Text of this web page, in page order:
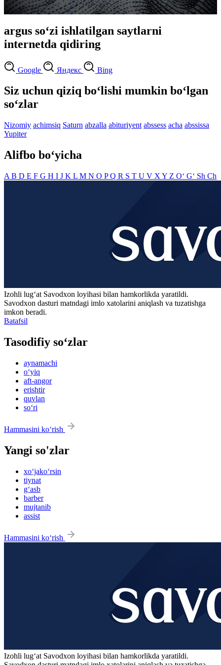
argus so‘zi ishlatilgan saytlarni
internetda qidiring
Google Яндекс Bing
Siz uchun qiziq bo‘lishi mumkin bo‘lgan
so‘zlar
Nizomiy achimsiq Saturn abzalla abituriyent abssess acha abssissa
Yupiter
Alifbo bo‘yicha
A B D E F G H I J K L M N O PQ R S T U V X Y Z O‘ G‘ Sh Ch
Izohli lugʻat Savodxon loyihasi bilan hamkorlikda yaratildi.
Savodxon dasturi matndagi imlo xatolarini aniqlash va tuzatishga
imkon beradi.
Batafsil
Tasodifiy so‘zlar
aynamachi
o‘yiq
aft-angor
erishtir
quvlan
so‘ri
Hammasini ko‘rish
Yangi so'zlar
xo‘jako‘rsin
tiynat
g‘asb
barber
mujtanib
assist
Hammasini ko‘rish
Izohli lugʻat Savodxon loyihasi bilan hamkorlikda yaratildi.